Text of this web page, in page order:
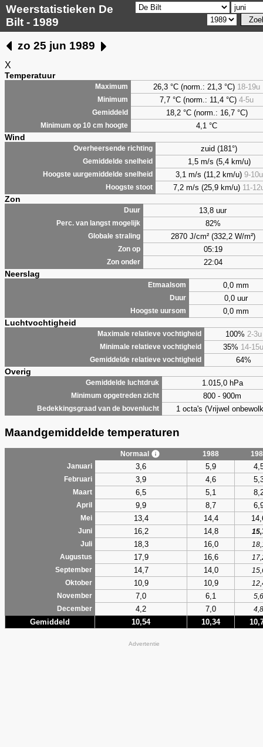
Weerstatistieken De
Bilt - 1989
zo 25 jun 1989
X
Temperatuur
Maximum 26,3 °C (norm.: 21,3 °C) 18-19u
Minimum 7,7 °C (norm.: 11,4 °C) 4-5u
Gemiddeld 18,2 °C (norm.: 16,7 °C)
Minimum op 10 cm hoogte 4,1 °C
Wind
Overheersende richting zuid (181°)
Gemiddelde snelheid 1,5 m/s (5,4 km/u)
Hoogste uurgemiddelde snelheid 3,1 m/s (11,2 km/u) 9-10u
Hoogste stoot 7,2 m/s (25,9 km/u) 11-
Zon
Duur 13,8 uur
Perc. van langst mogelijk 82%
Globale straling 2870 J/cm² (332,2 W/m²)
Zon op 05:19
Zon onder 22:04
Neerslag
Etmaalsom 0,0 mm
Duur 0,0 uur
Hoogste uursom 0,0 mm
Luchtvochtigheid
Maximale relatieve vochtigheid 100% 2-3u
Minimale relatieve vochtigheid 35% 14-15u
Gemiddelde relatieve vochtigheid 64%
Overig
Gemiddelde luchtdruk 1.015,0 hPa
Minimum opgetreden zicht 800 - 900m
Bedekkingsgraad van de bovenlucht 1 octa's (Vrijwel
Maandgemiddelde temperaturen
Normaal 1988
Januari
3,6 5,9
Februari 3,9 4,6
Maart 6,5 5,1
April 9,9 8,7
Mei 13,4 14,4
Juni 16,2 14,8
Juli
18,3 16,0
Augustus
17,9 16,6
September
14,7 14,0
Oktober
10,9 10,9
November
7,0 6,1
5,6
December
4,2 7,0 4,8
Gemiddeld 10,54 10,34
Advertentie